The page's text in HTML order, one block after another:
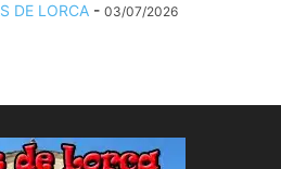
DE LORCA - 03/07/2026